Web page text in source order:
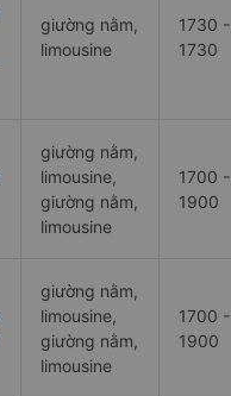
giường nằm,
limousine
1730 -
1730
giường nằm,
limousine,
giường nằm,
limousine
1700 -
1900
giường nằm,
limousine,
giường nằm,
limousine
1700 -
1900